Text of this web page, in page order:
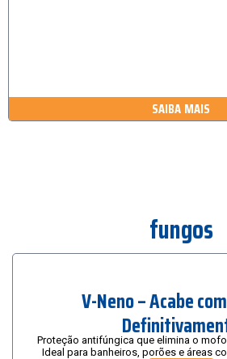
SAIBA MAIS
fungos
V-Neno – Acabe
Proteção antifúngica que elimina o
Ideal para banheiros, porões e áreas